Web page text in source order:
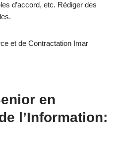
d’accord, etc. Rédiger des
et de Contractation Imar
en
l’Information: